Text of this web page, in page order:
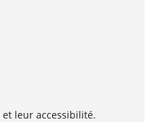
leur accessibilité.